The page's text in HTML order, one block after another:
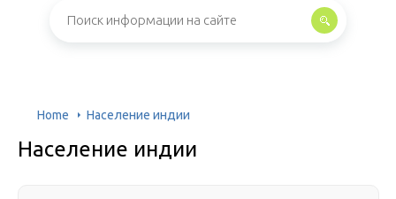
Home Население индии
Население индии